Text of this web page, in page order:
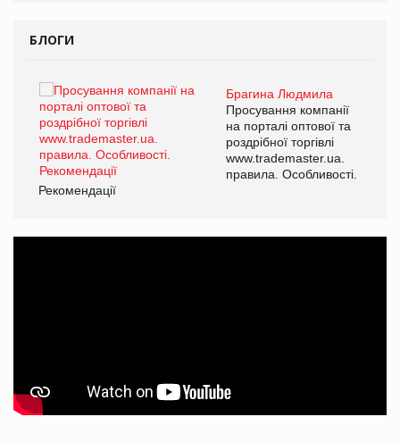
БЛОГИ
Брагина Людмила
Просування компанії
на порталі оптової та
роздрібної торгівлі
www.trademaster.ua.
правила. Особливості.
Рекомендації